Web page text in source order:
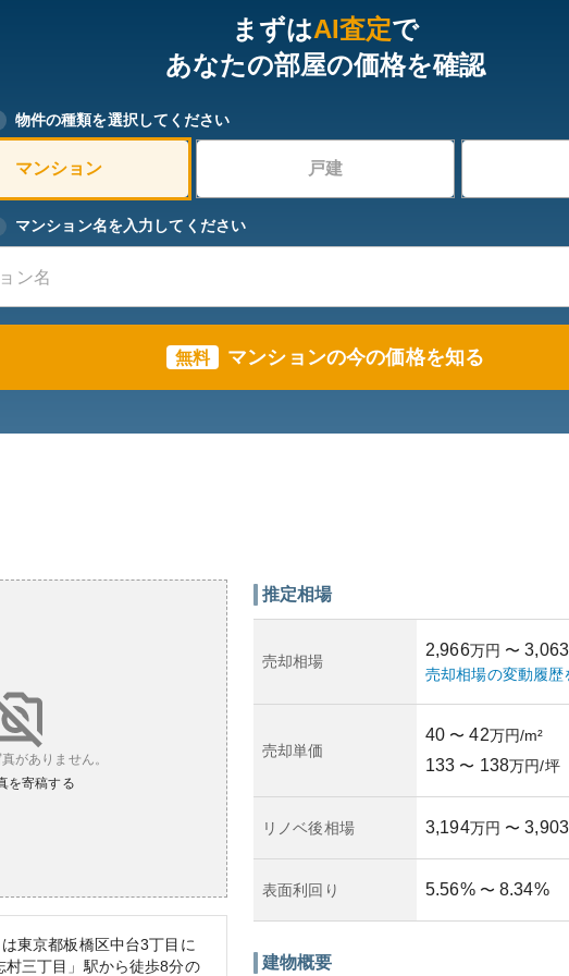
まずはAI査定で
あなたの部屋の価格を確認
物件の種類を選択してください
マンション 戸建
マンション名を入力してください
無料 マンションの今の価格を知る
がありません。
を寄稿する
東京都板橋区中台3丁目に
三丁目」駅から徒歩8分の
推定相場
売却相場
2,966万円 〜 3,063
売却相場の変動履歴
売却単価
40 〜 42万円/m²
133 〜 138万円/坪
リノベ後相場 3,194万円 〜 3,903
表面利回り 5.56% 〜 8.34%
建物概要